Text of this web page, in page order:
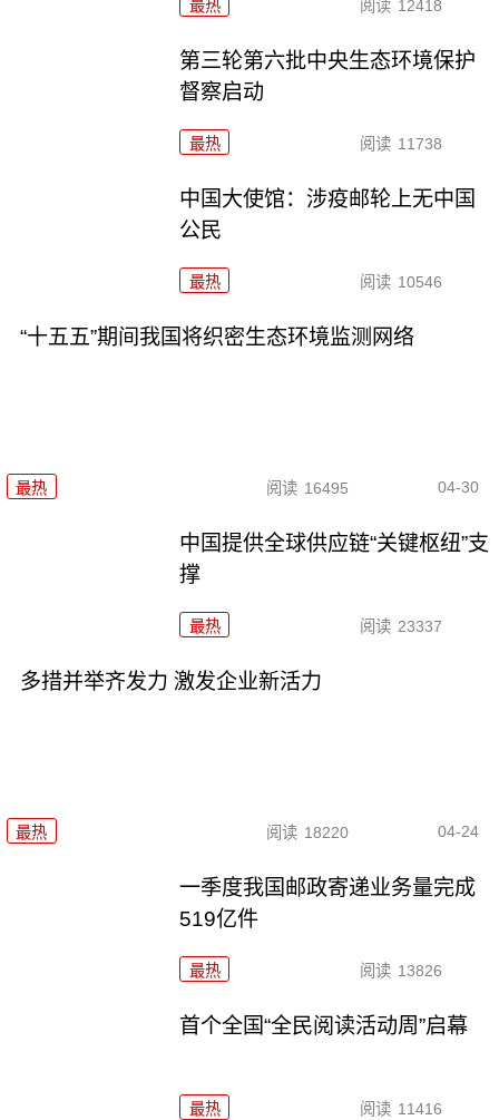
最热 阅读 12418
第三轮第六批中央生态环境保护
督察启动
最热 阅读 11738
中国大使馆：涉疫邮轮上无中国
公民
最热 阅读 10546
“十五五”期间我国将织密生态环境监测网络
最热 阅读 16495 04-30
中国提供全球供应链“关键枢纽”支
撑
最热 阅读 23337
多措并举齐发力 激发企业新活力
最热 阅读 18220 04-24
一季度我国邮政寄递业务量完成
519亿件
最热 阅读 13826
首个全国“全民阅读活动周”启幕
最热 阅读 11416